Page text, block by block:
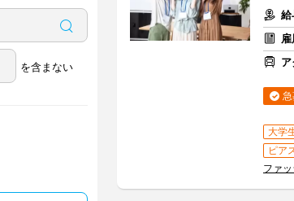
を含まない
給
ア
大学
ピア
ファ